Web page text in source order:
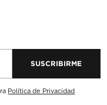
SUSCRIBIRME
Política de Privacidad